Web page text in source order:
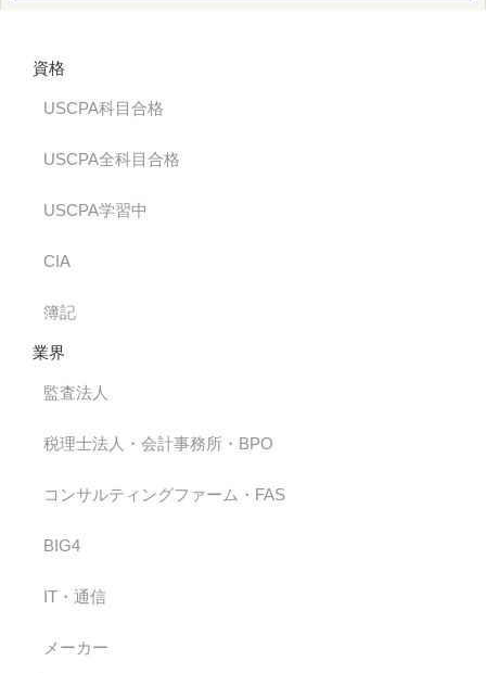
資格
USCPA科目合格
USCPA全科目合格
USCPA学習中
CIA
簿記
業界
監査法人
税理士法人・会計事務所・BPO
コンサルティングファーム・FAS
BIG4
IT・通信
メーカー